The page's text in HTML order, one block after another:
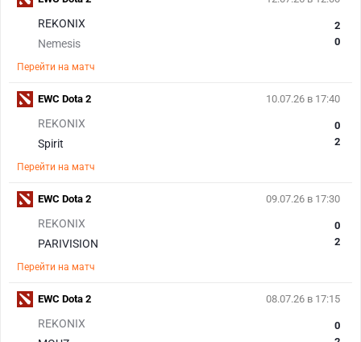
REKONIX
Nemesis
2
0
Перейти на матч
10.07.26 в 17:40
REKONIX
Spirit
0
2
Перейти на матч
EWC Dota 2
09.07.26 в 17:30
REKONIX
PARIVISION
0
2
Перейти на матч
EWC Dota 2
08.07.26 в 17:15
REKONIX
0
EWC Dota 2